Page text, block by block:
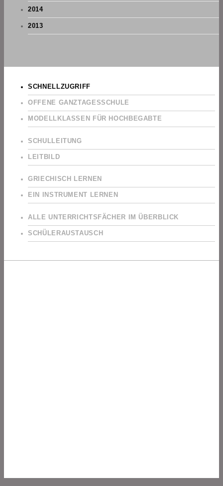
2014
2013
SCHNELLZUGRIFF
OFFENE GANZTAGESSCHULE
MODELLKLASSEN FÜR HOCHBEGABTE
SCHULLEITUNG
LEITBILD
GRIECHISCH LERNEN
EIN INSTRUMENT LERNEN
ALLE UNTERRICHTSFÄCHER IM ÜBERBLICK
SCHÜLERAUSTAUSCH